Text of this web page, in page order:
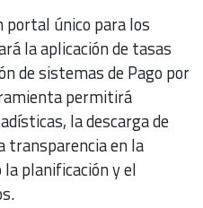
portal único para los
la aplicación de tasas
de sistemas de Pago por
permitirá
la descarga de
transparencia en la
planificación y el